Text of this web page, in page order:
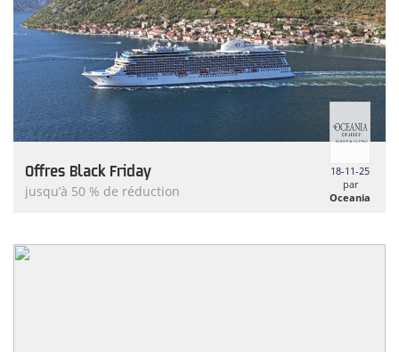
Offres Black Friday
jusqu’à 50 % de réduction
18-11-25
par
Oceania